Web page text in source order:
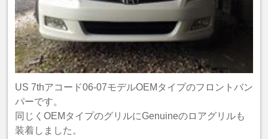
US 7thアコード06-07モデルOEMタイプのフロントバン
パーです。
同じくOEMタイプのグリルにGenuineのロアグリルも
装着しました。